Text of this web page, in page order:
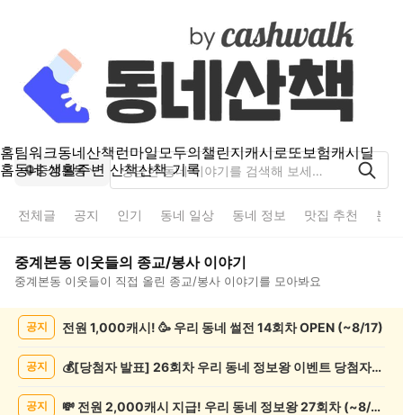
홈팀워크동네산책런마일모두의챌린지캐시로또보험캐시딜
홈동네 생활주변 산책산책 기록
중계본동
전체글 공지 인기 동네 일상 동네 정보 맛집 추천 분
중계본동 이웃들의 종교/봉사이야기
중계본동 이웃들이 직접 올린 종교/봉사 이야기를 모아봐요
교/
공지 전원 1,000캐시! 🥳 우리 동네 썰전 14회차 OPEN (~8/17)
공지 💰[당첨자 발표] 26회차 우리 동네 정보왕 이벤트 당첨자를 발표합니다!
공지 💸 전원 2,000캐시 지급! 우리 동네 정보왕 27회차 (~8/10)